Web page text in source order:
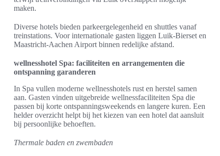
maken.
Diverse hotels bieden parkeergelegenheid en shuttles vanaf
treinstations. Voor internationale gasten liggen Luik-Bierset en
Maastricht-Aachen Airport binnen redelijke afstand.
wellnesshotel Spa: faciliteiten en arrangementen die
ontspanning garanderen
In Spa vullen moderne wellnesshotels rust en herstel samen
aan. Gasten vinden uitgebreide wellnessfaciliteiten Spa die
passen bij korte ontspanningsweekends en langere kuren. Een
helder overzicht helpt bij het kiezen van een hotel dat aansluit
bij persoonlijke behoeften.
Thermale baden en zwembaden